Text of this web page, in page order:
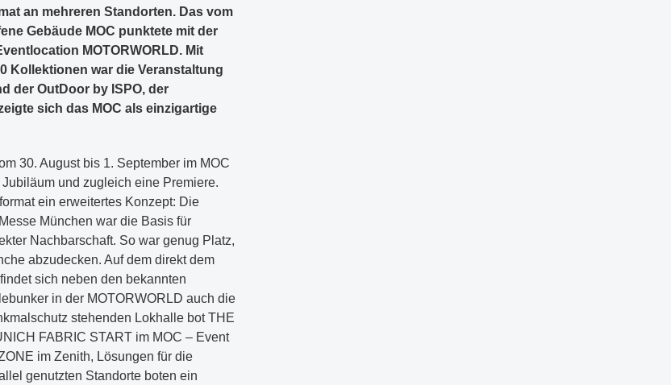
an mehreren Standorten. Das vom
Gebäude MOC punktete mit der
MOTORWORLD. Mit
Kollektionen war die Veranstaltung
der OutDoor by ISPO, der
sich das MOC als einzigartige
30. August bis 1. September im MOC
und zugleich eine Premiere.
ein erweitertes Konzept: Die
München war die Basis für
Nachbarschaft. So war genug Platz,
abzudecken. Auf dem direkt dem
sich neben den bekannten
in der MOTORWORLD auch die
stehenden Lokhalle bot THE
FABRIC START im MOC – Event
im Zenith, Lösungen für die
genutzten Standorte boten ein